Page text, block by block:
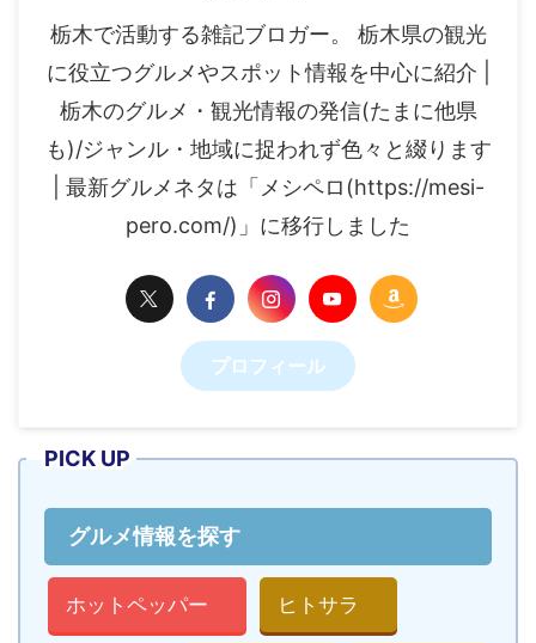
栃木で活動する雑記ブロガー。 栃木県の観光
に役立つグルメやスポット情報を中心に紹介 |
栃木のグルメ・観光情報の発信(たまに他県
も)/ジャンル・地域に捉われず色々と綴ります
| 最新グルメネタは「メシペロ(https://mesi-
pero.com/)」に移行しました
プロフィール
PICK UP
グルメ情報を探す
ホットペッパー ヒトサラ